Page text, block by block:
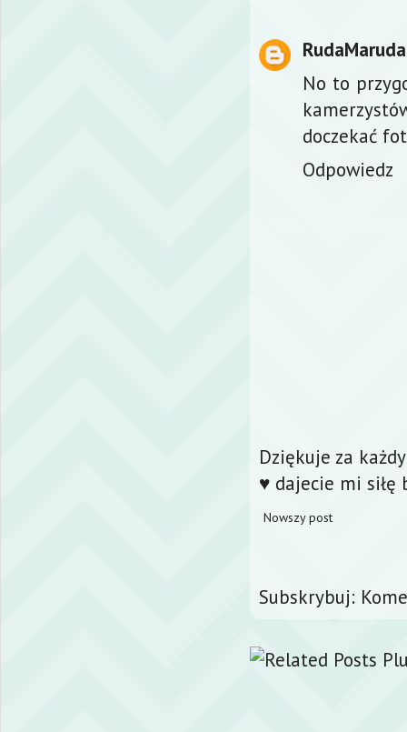
RudaMaruda
No to
doczekać
Odpowiedz
Dziękuje za
♥ dajecie mi siłę
Nowszy post
Subskrybuj: